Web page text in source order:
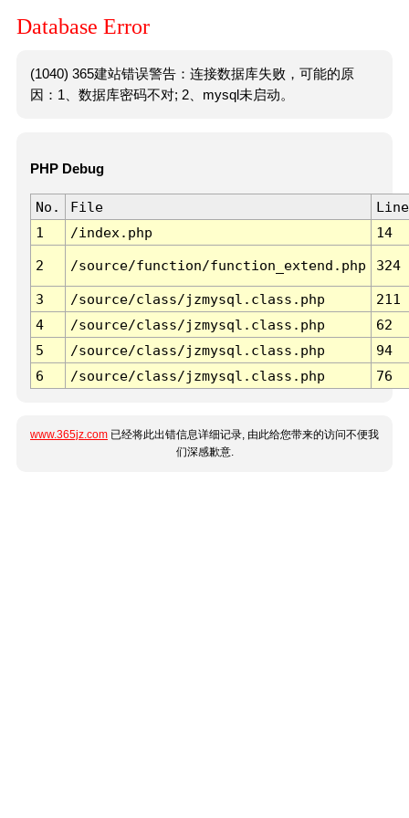
Database Error
(1040) 365建站错误警告：连接数据库失败，可能的原
因：1、数据库密码不对; 2、mysql未启动。
PHP Debug
No. File
Line
1
/index.php 14
2 /source/function/function_extend.php 324
3 /source/class/jzmysql.class.php
211
4
/source/class/jzmysql.class.php
62
5
/source/class/jzmysql.class.php
94
6
/source/class/jzmysql.class.php 76
www.365jz.com 已经将此出错信息详细记录, 由此给您带来的访问不便我
们深感歉意.